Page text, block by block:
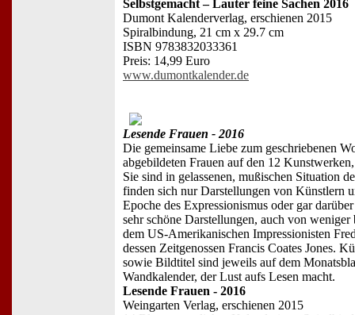
Selbstgemacht – Lauter feine Sachen 2016
Dumont Kalenderverlag, erschienen 2015
Spiralbindung, 21 cm x 29.7 cm
ISBN 9783832033361
Preis: 14,99 Euro
www.dumontkalender.de
Lesende Frauen - 2016
Die gemeinsame Liebe zum geschriebenen
abgebildeten Frauen auf den 12
Sie sind in gelassenen, mußischen Situation
finden sich nur Darstellungen von Künstlern
Epoche des Expressionismus oder gar
sehr schöne Darstellungen, auch von
dem US-Amerikanischen Impressionisten
dessen Zeitgenossen Francis Coates Jones.
sowie Bildtitel sind jeweils auf dem
Wandkalender, der Lust aufs Lesen macht.
Lesende Frauen - 2016
Weingarten Verlag, erschienen 2015